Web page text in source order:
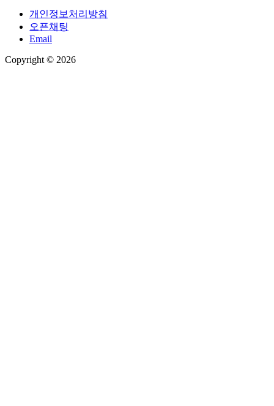
개인정보처리방침
오픈채팅
Email
Copyright © 2026